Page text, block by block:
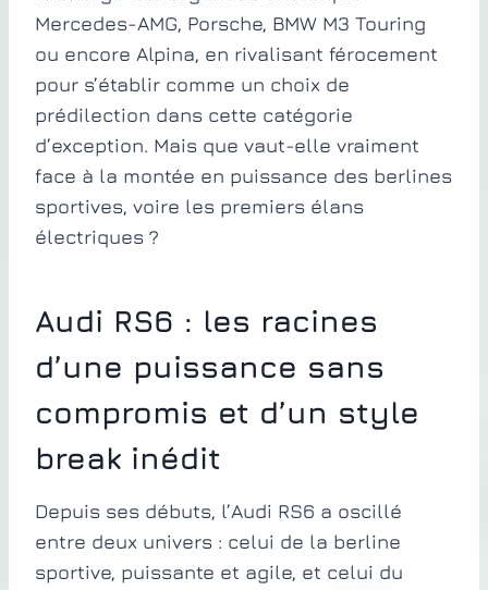
Mercedes-AMG, Porsche, BMW M3 Touring
ou encore Alpina, en rivalisant férocement
pour s’établir comme un choix de
prédilection dans cette catégorie
d’exception. Mais que vaut-elle vraiment
face à la montée en puissance des berlines
sportives, voire les premiers élans
électriques ?
Audi RS6 : les racines
d’une puissance sans
compromis et d’un style
break inédit
Depuis ses débuts, l’Audi RS6 a oscillé
entre deux univers : celui de la berline
sportive, puissante et agile, et celui du